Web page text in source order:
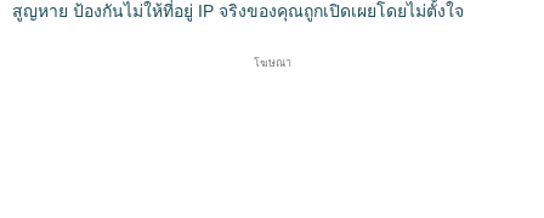
สูญหาย ป้องกันไม่ให้ที่อยู่ IP จริงของคุณถูกเปิดเผยโดยไม่ตั้งใจ
โฆษณา